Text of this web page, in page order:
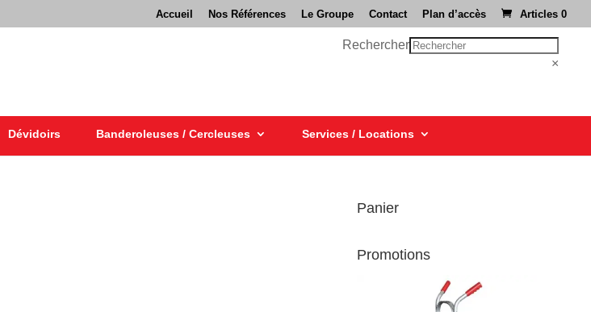
Accueil Nos Références Le Groupe Contact Plan d’accès Articles 0
Rechercher
×
Dévidoirs Banderoleuses / Cercleuses Services / Locations
Panier
Promotions